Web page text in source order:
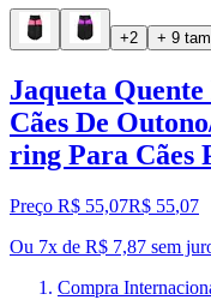
+2 + 9
Jaqueta
Cães De
ring Para Cães
Preço R$ 55,07R$ 55,07
Ou 7x de R$ 7,87 sem
Compra